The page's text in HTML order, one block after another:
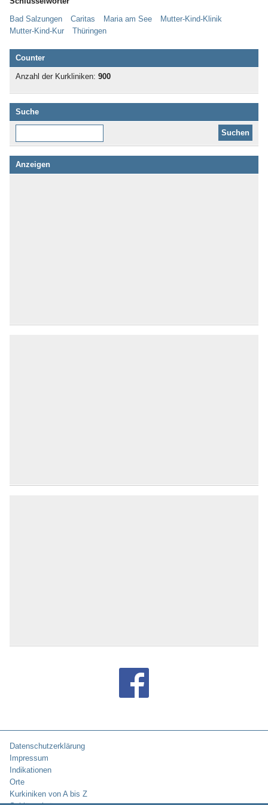
Bad Salzungen Caritas Maria am See
Mutter-Kind-Klinik
Mutter-Kind-Kur
Thüringen
Counter
Anzahl der Kurkliniken: 900
Suche
Anzeigen
Datenschutzerklärung
Impressum
Indikationen
Orte
Kurkiniken von A bis Z